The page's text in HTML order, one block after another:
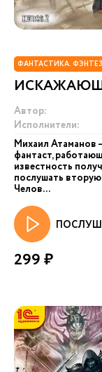
ФАНТАСТИКА.
Автор:
Исполнители:
Михаил Атаманов
фантаст,
известность
послушать
Челов...
299 ₽